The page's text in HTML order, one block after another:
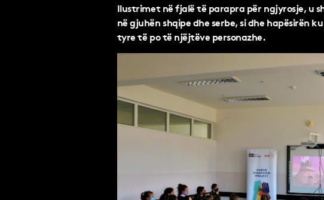
Ilustrimet në fjalë të parapra për ngjyrosje, u
në gjuhën shqipe dhe serbe, si dhe hapësirën
tyre të po të njëjtëve personazhe.